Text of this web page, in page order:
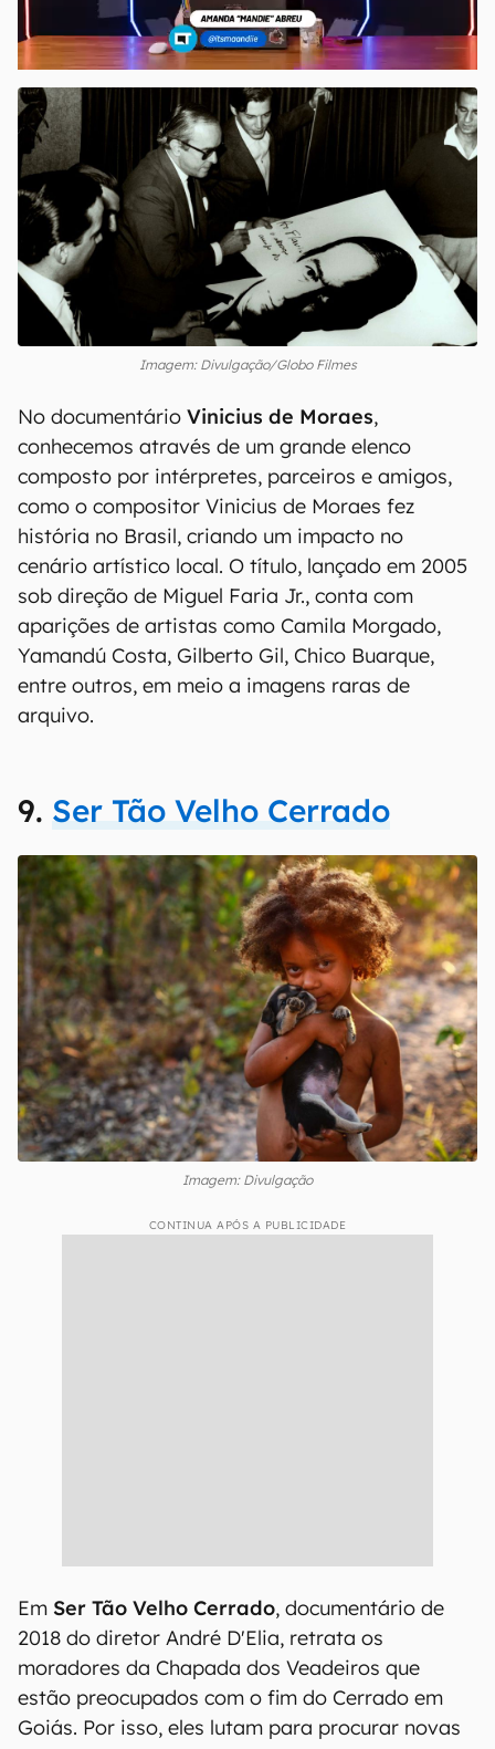
Imagem: Divulgação/Globo Filmes
No documentário Vinicius de Moraes,
conhecemos através de um grande elenco
composto por intérpretes, parceiros e amigos,
como o compositor Vinicius de Moraes fez
história no Brasil, criando um impacto no
cenário artístico local. O título, lançado em 2005
sob direção de Miguel Faria Jr., conta com
aparições de artistas como Camila Morgado,
Yamandú Costa, Gilberto Gil, Chico Buarque,
entre outros, em meio a imagens raras de
arquivo.
9. Ser Tão Velho Cerrado
Imagem: Divulgação
CONTINUA APÓS A PUBLICIDADE
Em Ser Tão Velho Cerrado, documentário de
2018 do diretor André D'Elia, retrata os
moradores da Chapada dos Veadeiros que
estão preocupados com o fim do Cerrado em
Goiás. Por isso, eles lutam para procurar novas